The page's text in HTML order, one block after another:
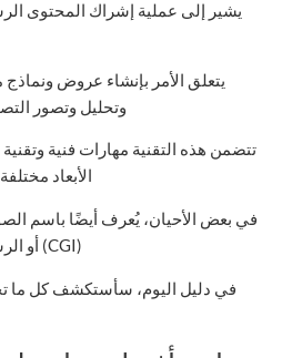
يشير إلى عملية إشراك المحتوى
يتعلق الأمر بإنشاء عروض
وتحليل وتصور
تتضمن هذه التقنية مهارات فنية وتقنية
الأبعاد
في بعض الأحيان، يُعرف أيضًا باسم
(CGI) أو الرسومات ثلاثية الأبعاد الممتازة.
في دليل اليوم، سأستكشف كل ما